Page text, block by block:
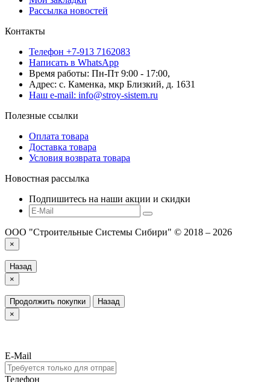
Рассылка новостей
Контакты
Телефон +7-913 7162083
Написать в WhatsApp
Время работы: Пн-Пт 9:00 - 17:00,
Адрес: с. Каменка, мкр Близкий, д. 1631
Наш e-mail: info@stroy-sistem.ru
Полезные ссылки
Оплата товара
Доставка товара
Условия возврата товара
Новостная рассылка
Подпишитесь на наши акции и скидки
ООО "Строительные Системы Сибири" © 2018 – 2026
×
Назад
×
Продолжить покупки
Назад
×
E-Mail
Телефон